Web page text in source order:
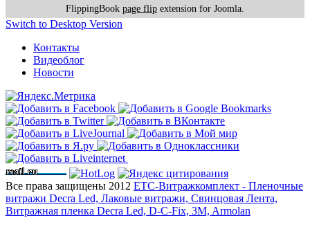
FlippingBook page flip extension for Joomla.
Switch to Desktop Version
Контакты
Видеоблог
Новости
Все права защищены 2012 ЕТС-Витражкомплект - Пленочные
витражи Decra Led, Лаковые витражи, Свинцовая Лента,
Витражная пленка Decra Led, D-C-Fix, 3M, Armolan